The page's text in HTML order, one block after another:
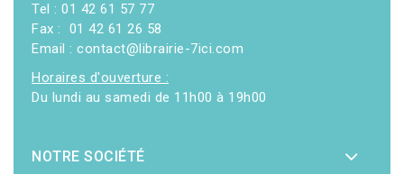
Tel : 01 42 61 57 77
Fax : 01 42 61 26 58
Email : contact@librairie-7ici.com
Horaires d'ouverture :
Du lundi au samedi de 11h00 à 19h00
NOTRE SOCIÉTÉ